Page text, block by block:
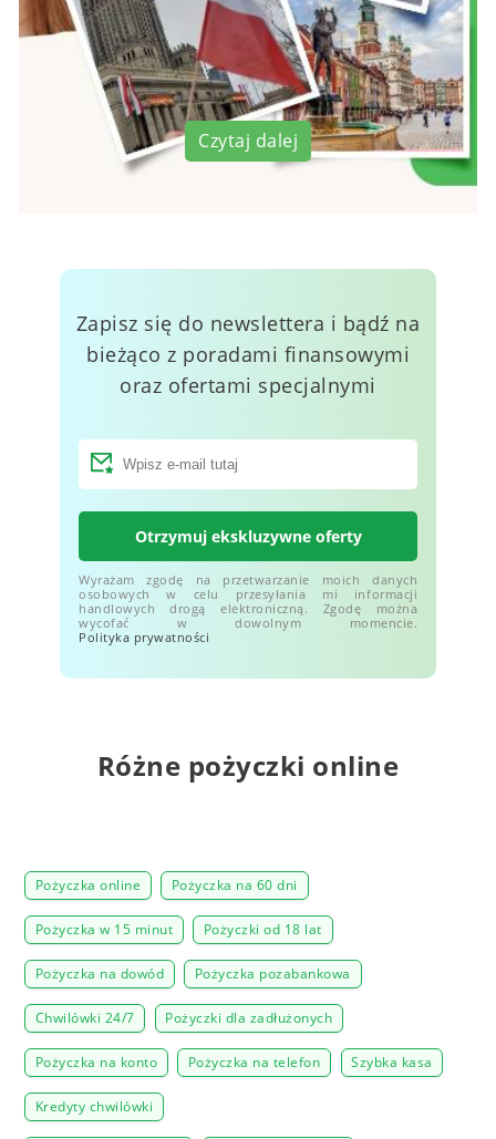
Czytaj dalej
Zapisz się do newslettera i bądź na
bieżąco z poradami finansowymi
oraz ofertami specjalnymi
Otrzymuj ekskluzywne oferty
Wyrażam zgodę na przetwarzanie moich danych
osobowych w celu przesyłania mi informacji
handlowych drogą elektroniczną. Zgodę można
wycofać w dowolnym momencie.
Polityka prywatności
Różne pożyczki online
Pożyczka online Pożyczka na 60 dni
Pożyczka w 15 minut Pożyczki od 18 lat
Pożyczka na dowód Pożyczka pozabankowa
Chwilówki 24/7 Pożyczki dla zadłużonych
Pożyczka na konto Pożyczka na telefon Szybka kasa
Kredyty chwilówki